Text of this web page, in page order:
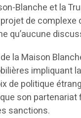
Blanche et la
de complexe
qu’aucune
la Maison
impliquant
de politique
son
sanctions.